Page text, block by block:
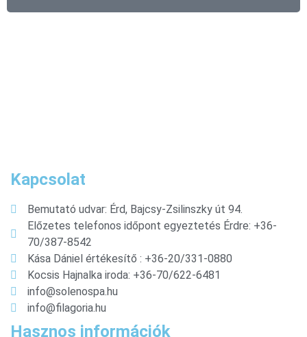
Kapcsolat
Bemutató udvar: Érd, Bajcsy-Zsilinszky út 94.
Előzetes telefonos időpont egyeztetés Érdre: +36-
70/387-8542
Kása Dániel értékesítő : +36-20/331-0880
Kocsis Hajnalka iroda: +36-70/622-6481
info@solenospa.hu
info@filagoria.hu
Hasznos információk